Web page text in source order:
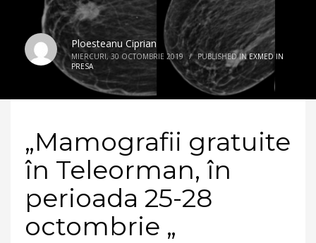
Ploesteanu Ciprian
MIERCURI, 30 OCTOMBRIE 2019 / PUBLISHED INEXMED IN
PRESA
„Mamografii gratuite
în Teleorman, în
perioada 25-28
octombrie „